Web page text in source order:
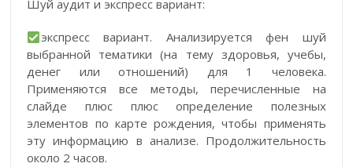
Шуй аудит и экспресс вариант:
экспресс вариант. Анализируется фен шуй
выбранной тематики (на тему здоровья, учебы,
денег или отношений) для 1 человека.
Применяются все методы, перечисленные на
слайде плюс плюс определение полезных
элементов по карте рождения, чтобы применять
эту информацию в анализе. Продолжительность
около 2 часов.